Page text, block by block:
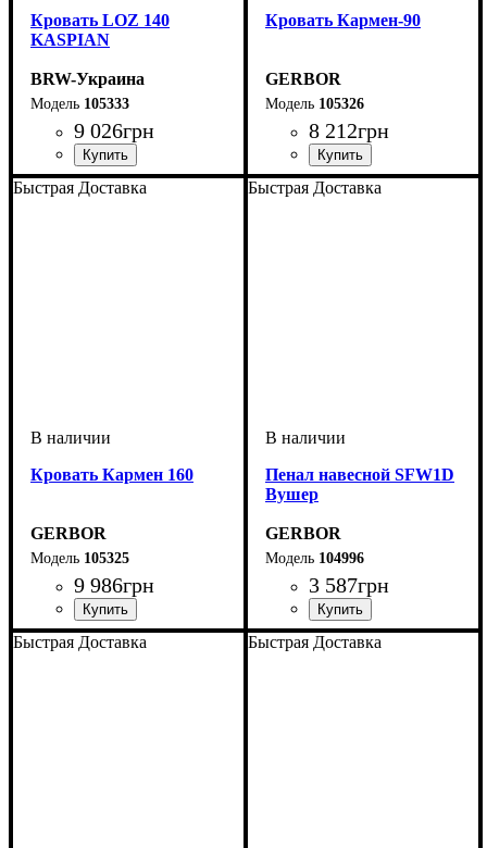
Кровать LOZ 140
KASPIAN
BRW-Украина
105333
9 026грн
Кровать Кармен-90
GERBOR
105326
8 212грн
Быстрая Доставка
Кровать Кармен 160
GERBOR
105325
9 986грн
Быстрая Доставка
Пенал навесной SFW1D
Вушер
GERBOR
104996
3 587грн
Быстрая Доставка Быстрая Доставка